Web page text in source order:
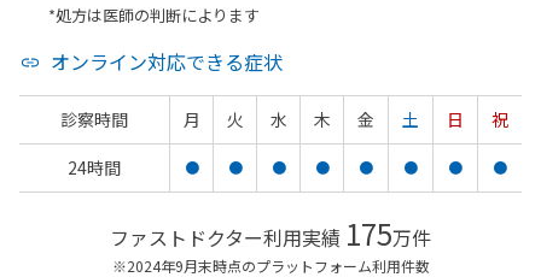
*処方は医師の判断によります
オンライン対応できる症状
診察時間 月 火 水 木 金 土 日
祝
24時間
● ● ● ● ● ● ● ●
ファストドクター利用実績 175万件
※2024年9月末時点のプラットフォーム利用件数